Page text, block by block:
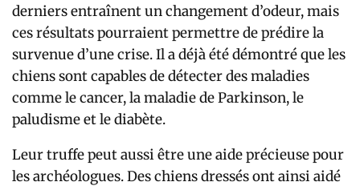
derniers entraînent un changement d’odeur, mais
ces résultats pourraient permettre de prédire la
survenue d’une crise. Il a déjà été démontré que les
chiens sont capables de détecter des maladies
comme le cancer, la maladie de Parkinson, le
paludisme et le diabète.
Leur truffe peut aussi être une aide précieuse pour
les archéologues. Des chiens dressés ont ainsi aidé